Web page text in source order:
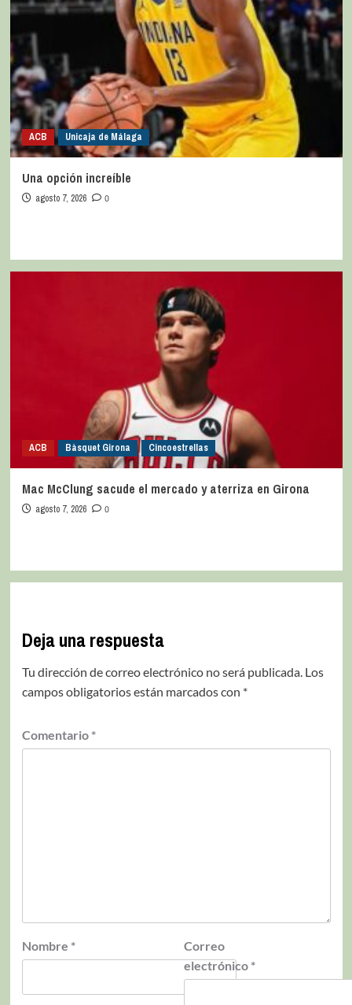
ACB Unicaja de Málaga
Una opción increíble
agosto 7, 2026 0
ACB Bàsquet Girona Cincoestrellas
Mac McClung sacude el mercado y aterriza en Girona
agosto 7, 2026 0
Deja una respuesta
Tu dirección de correo electrónico no será publicada. Los
campos obligatorios están marcados con *
Comentario *
Nombre *
Correo
electrónico *